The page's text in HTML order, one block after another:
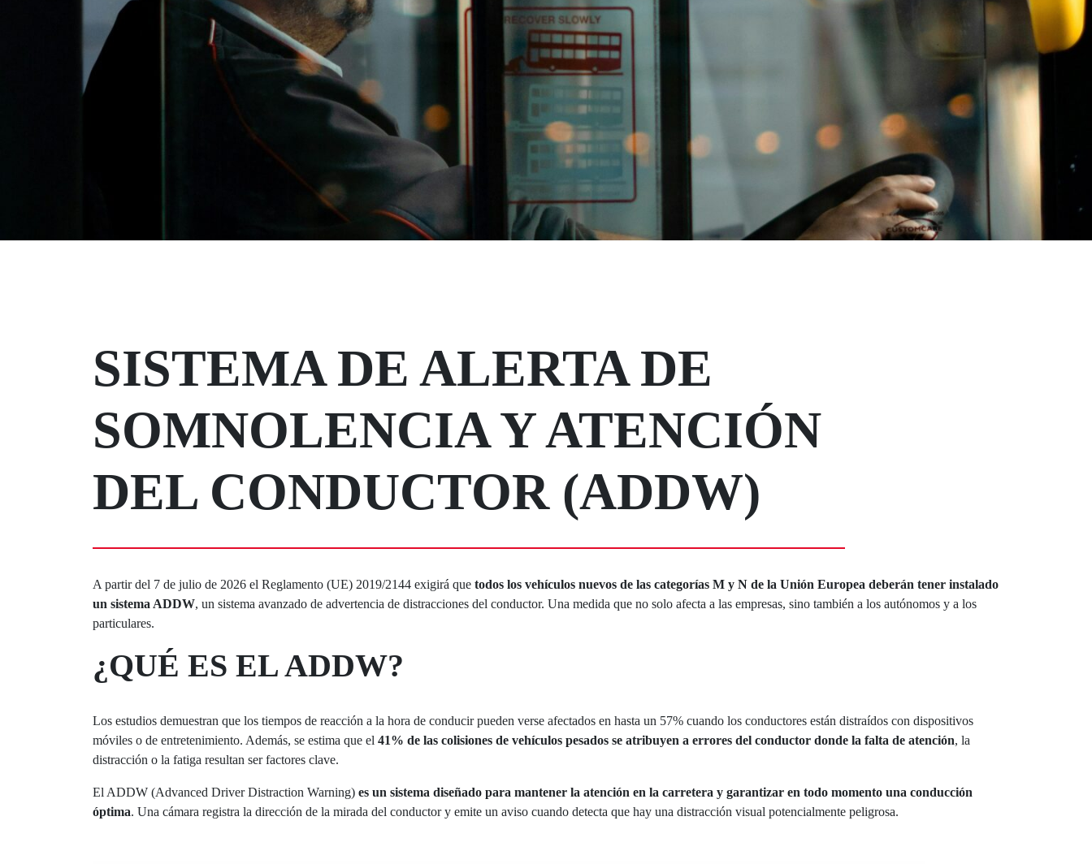
SISTEMA DE ALERTA DE
SOMNOLENCIA Y ATENCIÓN
DEL CONDUCTOR (ADDW)
A partir del 7 de julio de 2026 el Reglamento (UE) 2019/2144 exigirá que todos los vehículos nuevos de las categorías M y N de la Unión Europea deberán tener instalado
un sistema ADDW, un sistema avanzado de advertencia de distracciones del conductor. Una medida que no solo afecta a las empresas, sino también a los autónomos y a los
particulares.
¿QUÉ ES EL ADDW?
Los estudios demuestran que los tiempos de reacción a la hora de conducir pueden verse afectados en hasta un 57% cuando los conductores están distraídos con dispositivos
móviles o de entretenimiento. Además, se estima que el 41% de las colisiones de vehículos pesados se atribuyen a errores del conductor donde la falta de atención, la
distracción o la fatiga resultan ser factores clave.
El ADDW (Advanced Driver Distraction Warning) es un sistema diseñado para mantener la atención en la carretera y garantizar en todo momento una conducción
óptima. Una cámara registra la dirección de la mirada del conductor y emite un aviso cuando detecta que hay una distracción visual potencialmente peligrosa.